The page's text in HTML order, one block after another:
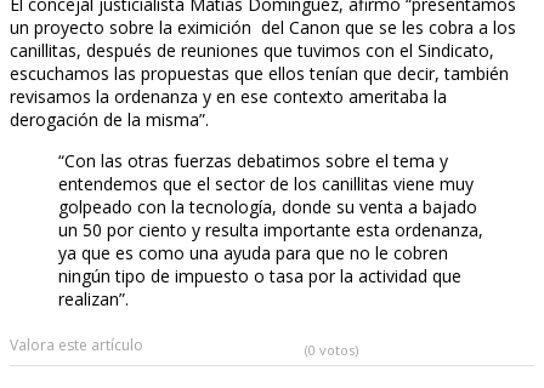
un proyecto sobre la eximición del Canon que se les cobra a los
canillitas, después de reuniones que tuvimos con el Sindicato,
escuchamos las propuestas que ellos tenían que decir, también
revisamos la ordenanza y en ese contexto ameritaba la
derogación de la misma”.
“Con las otras fuerzas debatimos sobre el tema y
entendemos que el sector de los canillitas viene muy
golpeado con la tecnología, donde su venta a bajado
un 50 por ciento y resulta importante esta ordenanza,
ya que es como una ayuda para que no le cobren
ningún tipo de impuesto o tasa por la actividad que
realizan”.
Valora este artículo (0 votos)